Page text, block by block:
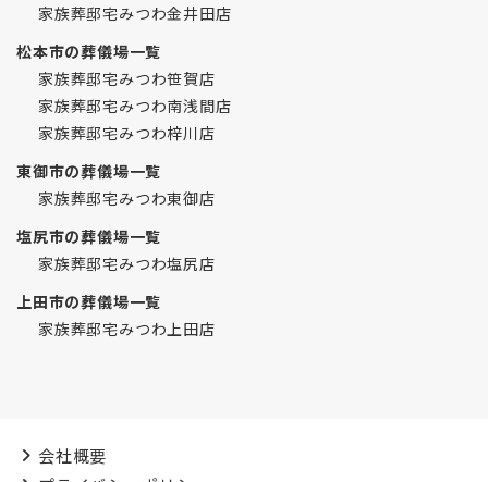
家族葬邸宅みつわ金井田店
松本市の葬儀場一覧
家族葬邸宅みつわ笹賀店
家族葬邸宅みつわ南浅間店
家族葬邸宅みつわ梓川店
東御市の葬儀場一覧
家族葬邸宅みつわ東御店
塩尻市の葬儀場一覧
家族葬邸宅みつわ塩尻店
上田市の葬儀場一覧
家族葬邸宅みつわ上田店
会社概要